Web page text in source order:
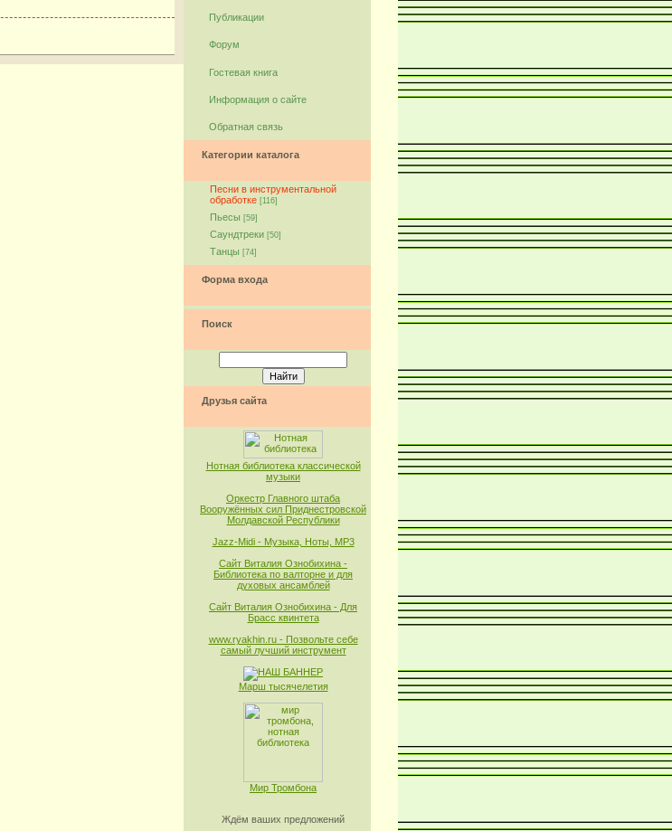
Публикации
Форум
Гостевая книга
Информация о сайте
Обратная связь
Категории каталога
Песни в инструментальной
обработке [116]
Пьесы [59]
Саундтреки [50]
Танцы [74]
Форма входа
Поиск
Друзья сайта
Нотная библиотека классической
музыки
Оркестр Главного штаба
Вооружённых сил Приднестровской
Молдавской Республики
Jazz-Midi - Музыка, Ноты, MP3
Сайт Виталия Ознобихина -
Библиотека по валторне и для
духовых ансамблей
Сайт Виталия Ознобихина - Для
Брасс квинтета
www.ryakhin.ru - Позвольте себе
самый лучший инструмент
Марш тысячелетия
Мир Тромбона
Ждём ваших предложений